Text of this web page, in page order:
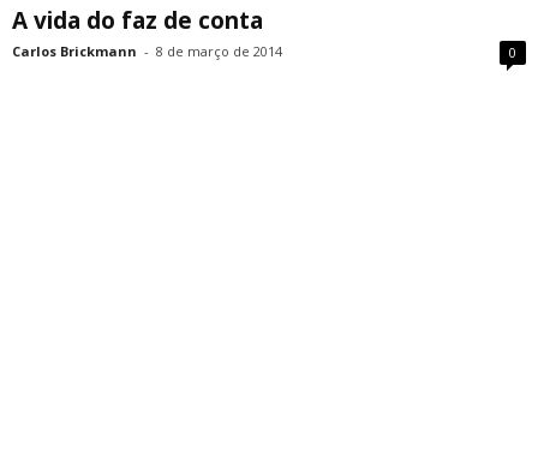
A vida do faz de conta
Carlos Brickmann - 8 de março de 2014 0